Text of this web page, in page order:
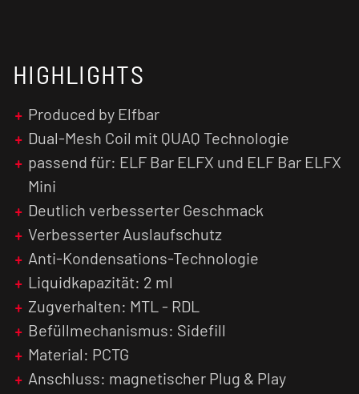
Technologie mit vierfachem Auslaufschutz
stellt sicher, dass das Liquid sicher im Tank
gewährleistet ist.
Dank des magnetischen Plug & Play
Anschlusses lässt sich der ELF Bar ELFX V2
Pod mühelos austauschen. Das robuste,
geschmacksneutrale PCTG-Material unterstützt
dabei sowohl klassisches MTL- als auch
restriktives RDL-Dampfen. Wer Wert auf
maximale Performance, langlebige Coils und
einfachste Handhabung legt, findet in diesen
Refill Pods die ideale Ergänzung für sein ELF
Bar ELFX Mini System.
HIGHLIGHTS
Produced by Elfbar
Dual-Mesh Coil mit QUAQ Technologie
passend für: ELF Bar ELFX und ELF Bar ELFX
Mini
Deutlich verbesserter Geschmack
Verbesserter Auslaufschutz
Anti-Kondensations-Technologie
Liquidkapazität: 2 ml
Zugverhalten: MTL - RDL
Befüllmechanismus: Sidefill
Material: PCTG
Anschluss: magnetischer Plug & Play